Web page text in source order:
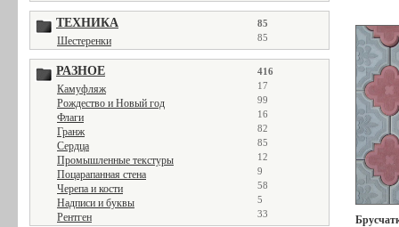
ТЕХНИКА 85
Шестеренки 85
РАЗНОЕ 416
Камуфляж 17
Рождество и Новый год 99
Флаги 16
Гранж 82
Сердца 85
Промышленные текстуры 12
Поцарапанная стена 9
Черепа и кости 58
Надписи и буквы 5
Рентген 33